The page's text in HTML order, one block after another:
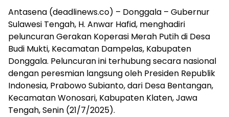
Antasena (deadlinews.co) – Donggala – Gubernur
Sulawesi Tengah, H. Anwar Hafid, menghadiri
peluncuran Gerakan Koperasi Merah Putih di Desa
Budi Mukti, Kecamatan Dampelas, Kabupaten
Donggala. Peluncuran ini terhubung secara nasional
dengan peresmian langsung oleh Presiden Republik
Indonesia, Prabowo Subianto, dari Desa Bentangan,
Kecamatan Wonosari, Kabupaten Klaten, Jawa
Tengah, Senin (21/7/2025).